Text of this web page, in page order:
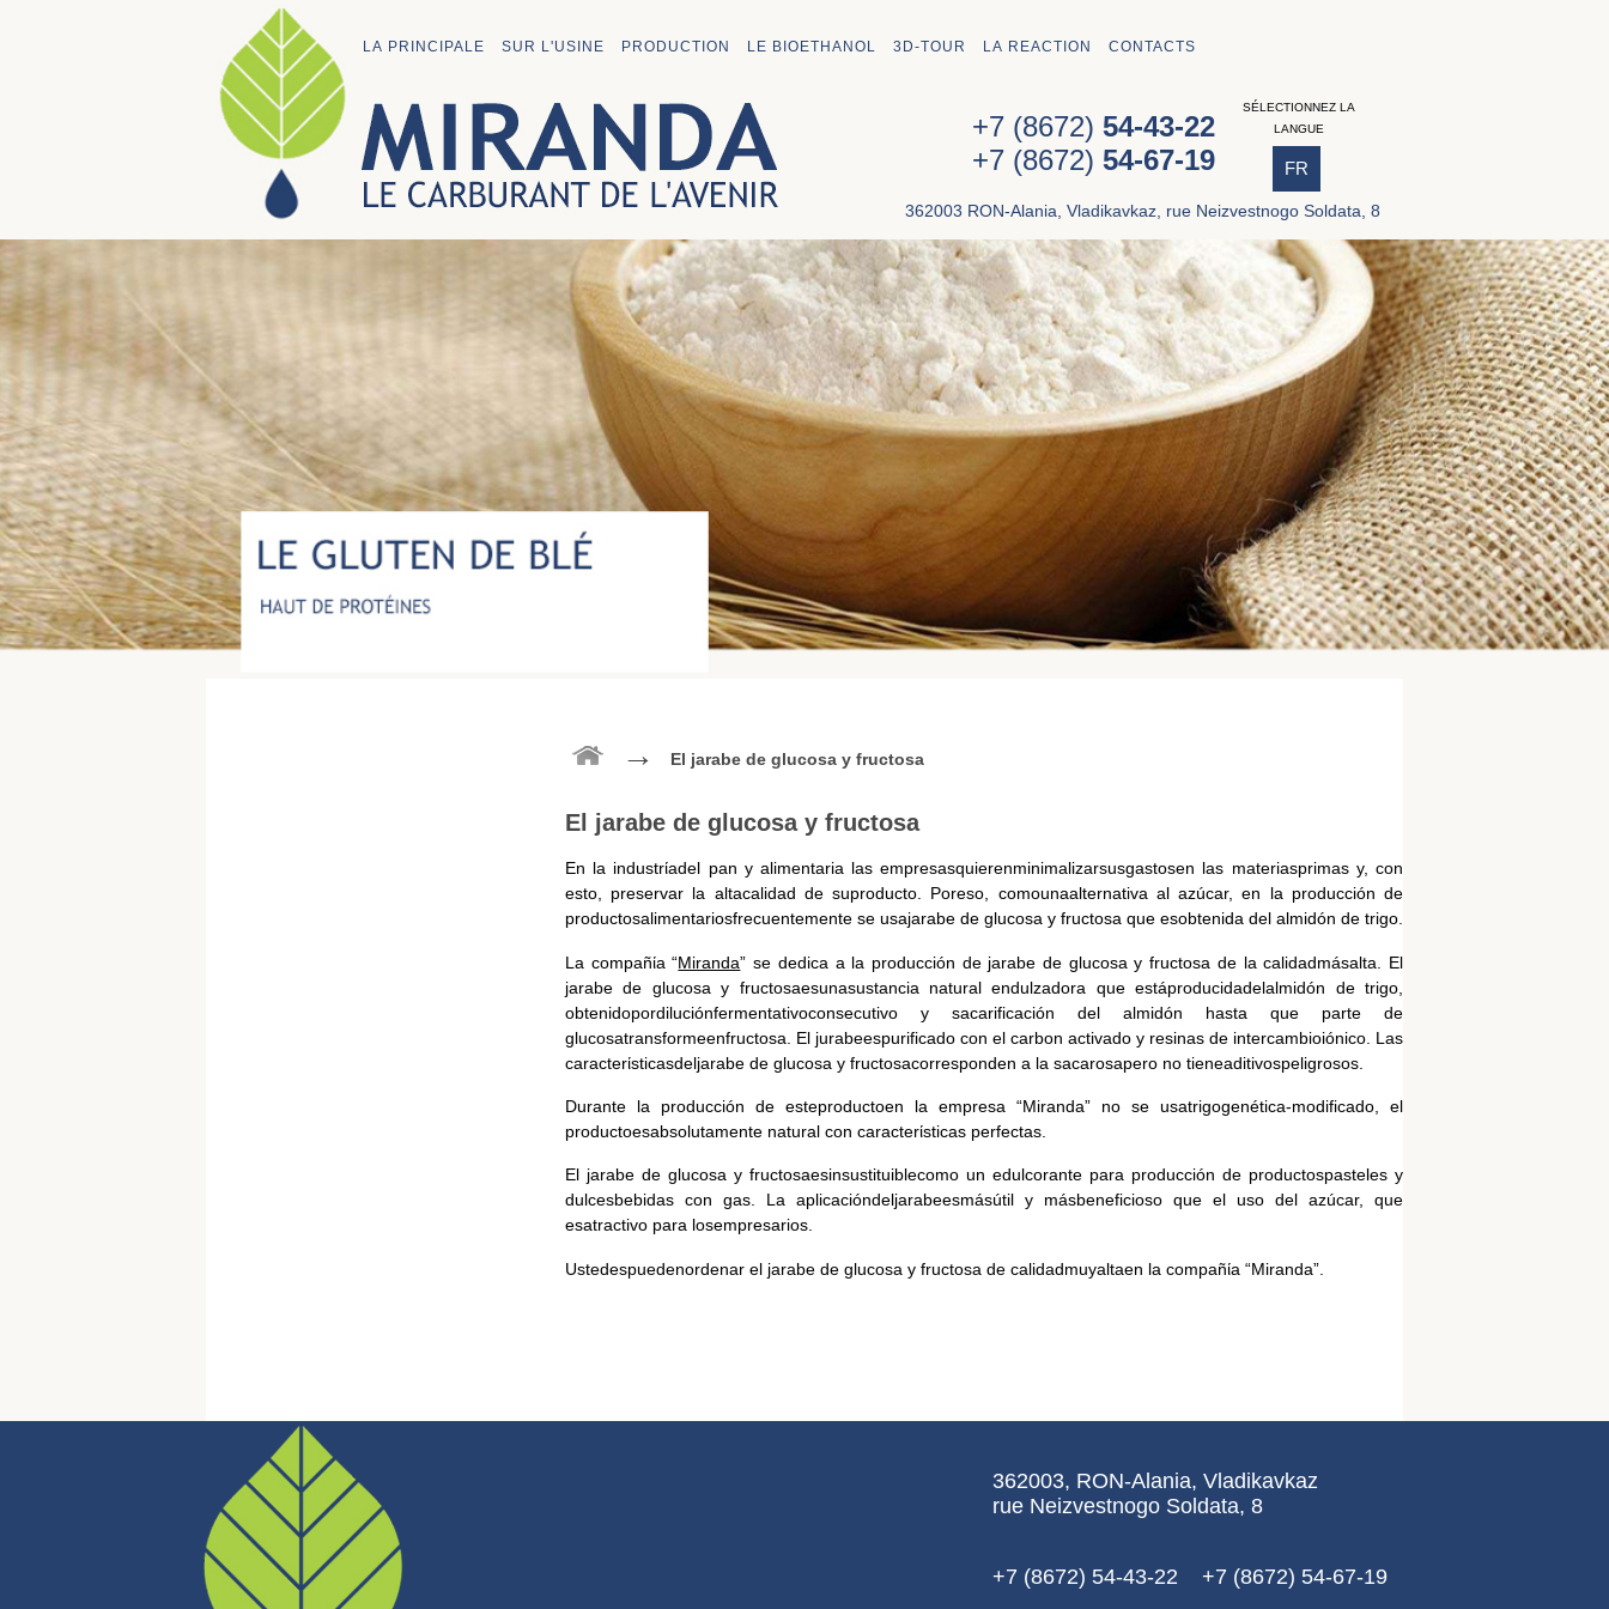
LA PRINCIPALE SUR L'USINE PRODUCTION LE BIOETHANOL 3D-TOUR LA REACTION CONTACTS
+7 (8672) 54-43-22
+7 (8672) 54-67-19
SÉLECTIONNEZ LA
LANGUE
FR
362003 RON-Alania, Vladikavkaz, rue Neizvestnogo Soldata, 8
→ El jarabe de glucosa y fructosa
El jarabe de glucosa y fructosa
En la industrίadel pan y alimentaria las empresasquierenminimalizarsusgastosen las materiasprimas y, con
esto, preservar la altacalidad de suproducto. Poreso, comounaalternativa al azúcar, en la producción de
productosalimentariosfrecuentemente se usajarabe de glucosa y fructosa que esobtenida del almidón de trigo.
La compañίa “Miranda” se dedica a la producción de jarabe de glucosa y fructosa de la calidadmásalta. El
jarabe de glucosa y fructosaesunasustancia natural endulzadora que estáproducidadelalmidón de trigo,
obtenidopordiluciónfermentativoconsecutivo y sacarificación del almidón hasta que parte de
glucosatransformeenfructosa. El jurabeespurificado con el carbon activado y resinas de intercambioiónico. Las
caracterίsticasdeljarabe de glucosa y fructosacorresponden a la sacarosapero no tieneaditivospeligrosos.
Durante la producción de esteproductoen la empresa “Miranda” no se usatrigogenética-modificado, el
productoesabsolutamente natural con caracterίsticas perfectas.
El jarabe de glucosa y fructosaesinsustituiblecomo un edulcorante para producción de productospasteles y
dulcesbebidas con gas. La aplicacióndeljarabeesmásútil y másbeneficioso que el uso del azúcar, que
esatractivo para losempresarios.
Ustedespuedenordenar el jarabe de glucosa y fructosa de calidadmuyaltaen la compañίa “Miranda”.
362003, RON-Alania, Vladikavkaz
rue Neizvestnogo Soldata, 8
+7 (8672) 54-43-22 +7 (8672) 54-67-19